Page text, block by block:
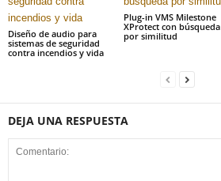
Diseño de audio para
sistemas de seguridad
contra incendios y vida
Plug-in VMS Milestone
XProtect con búsqueda
por similitud
DEJA UNA RESPUESTA